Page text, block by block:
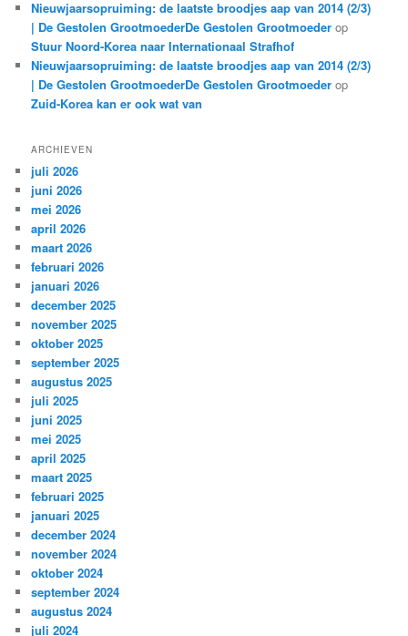
Nieuwjaarsopruiming: de laatste broodjes aap van 2014 (2/3)
| De Gestolen GrootmoederDe Gestolen Grootmoeder op
Stuur Noord-Korea naar Internationaal Strafhof
Nieuwjaarsopruiming: de laatste broodjes aap van 2014 (2/3)
| De Gestolen GrootmoederDe Gestolen Grootmoeder op
Zuid-Korea kan er ook wat van
ARCHIEVEN
juli 2026
juni 2026
mei 2026
april 2026
maart 2026
februari 2026
januari 2026
december 2025
november 2025
oktober 2025
september 2025
augustus 2025
juli 2025
juni 2025
mei 2025
april 2025
maart 2025
februari 2025
januari 2025
december 2024
november 2024
oktober 2024
september 2024
augustus 2024
juli 2024